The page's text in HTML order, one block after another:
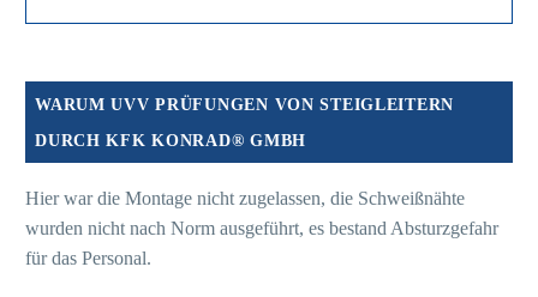
WARUM UVV PRÜFUNGEN VON STEIGLEITERN
DURCH KFK KONRAD® GMBH
Hier war die Montage nicht zugelassen, die Schweißnähte
wurden nicht nach Norm ausgeführt, es bestand Absturzgefahr
für das Personal.